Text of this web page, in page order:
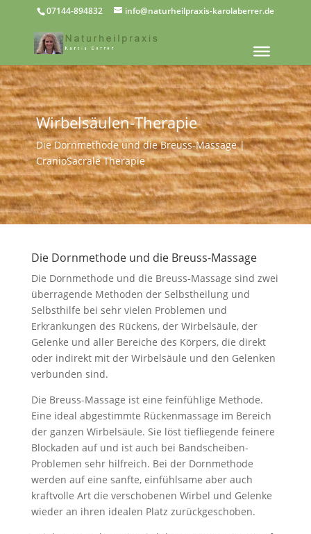
07144-894832 info@naturheilpraxis-karolaberrer.de
Wirbelsäulen-Therapie
Die Dornmethode und die Breuss-Massage |
CranioSacrale Therapie
Die Dornmethode und die Breuss-Massage
Die Dornmethode und die Breuss-Massage sind zwei
überragende Methoden der Selbstheilung und
Selbsthilfe bei sehr vielen Problemen und
Erkrankungen des Rückens, der Wirbelsäule, der
Gelenke und aller Bereiche des Körpers, die direkt
oder indirekt mit der Wirbelsäule und den Gelenken
verbunden sind.
Die Breuss-Massage ist eine feinfühlige Methode.
Eine ideal abgestimmte Rückenmassage im Bereich
der ganzen Wirbelsäule. Sie löst tiefliegende feinere
Blockaden auf und ist auch bei Bandscheiben-
Problemen sehr hilfreich. Bei der Dornmethode
werden auf eine sanfte, einfühlsame aber auch
kraftvolle Art die verschobenen Wirbel und Gelenke
wieder an ihren idealen Platz zurückgeschoben.